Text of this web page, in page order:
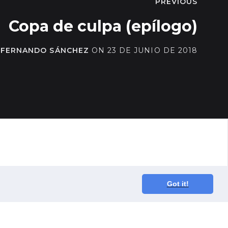
Got it!
Copa de culpa (epílogo)
FERNANDO SÁNCHEZ ON23 DE JUNIO DE 2018
VALORES